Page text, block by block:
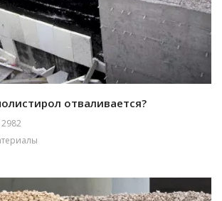
отваливается?
2982